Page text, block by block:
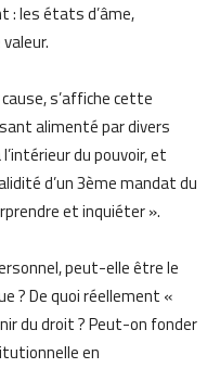
: les états d’âme,
s’affiche cette
alimenté par divers
du pouvoir, et
d’un 3ème mandat du
et inquiéter ».
peut-elle être le
? De quoi réellement «
du droit ? Peut-on fonder
en